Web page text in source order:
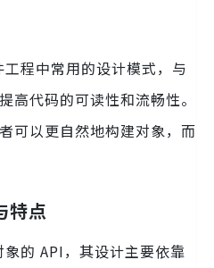
程中常用的设计模式，与
代码的可读性和流畅性。
可以更自然地构建对象，而
特点
的 API，其设计主要依靠